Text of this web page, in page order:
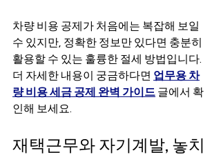
차량 비용 공제가 처음에는 복잡해 보일
수 있지만, 정확한 정보만 있다면 충분히
활용할 수 있는 훌륭한 절세 방법입니다.
더 자세한 내용이 궁금하다면 업무용 차
량 비용 세금 공제 완벽 가이드 글에서 확
인해 보세요.
재택근무와 자기계발, 놓치